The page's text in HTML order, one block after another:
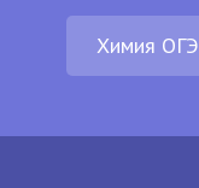
Химия ОГЭ